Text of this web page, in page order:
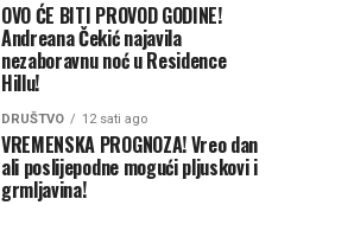
OVO ĆE BITI PROVOD GODINE!
Andreana Čekić najavila
nezaboravnu noć u Residence
Hillu!
DRUŠTVO 12 sati ago
VREMENSKA PROGNOZA! Vreo dan
ali poslijepodne mogući pljuskovi i
grmljavina!